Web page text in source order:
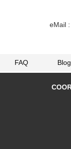
eMail :
FAQ Blog